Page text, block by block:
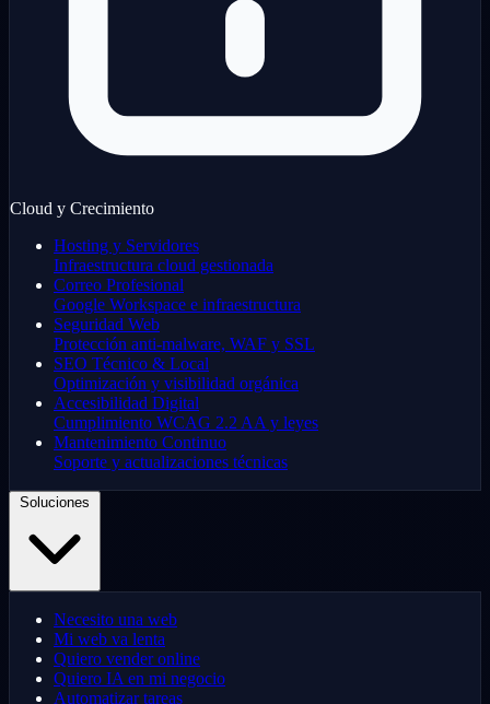
Cloud y Crecimiento
Hosting y Servidores
Infraestructura cloud gestionada
Correo Profesional
Google Workspace e infraestructura
Seguridad Web
Protección anti-malware, WAF y SSL
SEO Técnico & Local
Optimización y visibilidad orgánica
Accesibilidad Digital
Cumplimiento WCAG 2.2 AA y leyes
Mantenimiento Continuo
Soporte y actualizaciones técnicas
Necesito una web
Mi web va lenta
Quiero vender online
Quiero IA en mi negocio
Automatizar tareas